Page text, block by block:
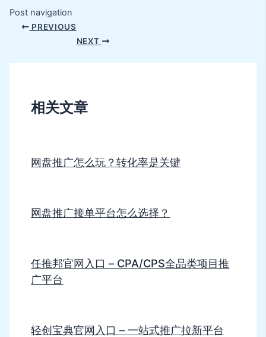
Post navigation
PREVIOUS
NEXT
相关文章
网盘推广怎么玩？转化率是关键
网盘推广接单平台怎么选择？
任推邦官网入口 – CPA/CPS全品类项目推
广平台
轻创宝典官网入口 – 一站式推广拉新平台